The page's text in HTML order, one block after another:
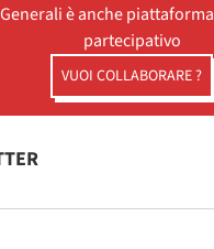
è anche
partecipativo
VUOI COLLABORARE ?